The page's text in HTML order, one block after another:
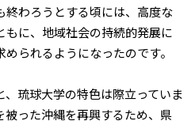
終わろうとする頃には、高度な
に、地域社会の持続的発展に
られるようになったのです。
琉球大学の特色は際立っていま
被った沖縄を再興するため、県